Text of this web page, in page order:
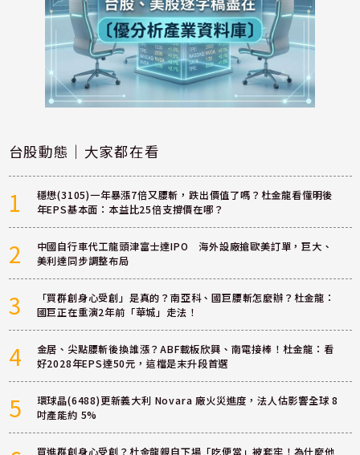
台股動態｜大家都在看
1
穩懋(3105)一年暴漲7倍又腰斬，跌出價值了嗎？杜金龍看懂明後
年EPS基本面：本益比25倍支撐價在哪？
2
中國自行車代工龍頭津富士達IPO 海外設廠搶歐美訂單，巨大、
美利達同步調整布局
3
「買群創身心受創」是真的？南亞科、國巨腰斬怎麼辦？杜金龍：
國巨正在重演2年前「華城」走法！
4
金居、尖點腰斬後換誰漲？ABF載板欣興、南電接棒！杜金龍：看
好2028年EPS達50元，這檔是末升段首選
5
環球晶(6488)更新義大利 Novara 廠火災進度，法人估影響全球 8
吋產能約 5%
買進群創身心受創？杜金龍親自下場「吃便當」被套牢！為什麼他